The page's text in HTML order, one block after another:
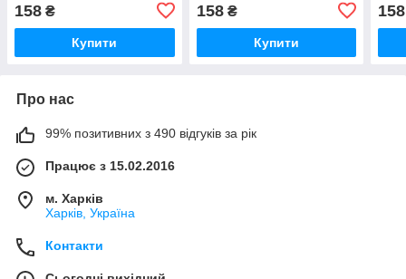
158 ₴
Купити
158₴
Купити
158
Про нас
99% позитивних з 490 відгуків за рік
Працює з 15.02.2016
м. Харків
Харків, Україна
Контакти